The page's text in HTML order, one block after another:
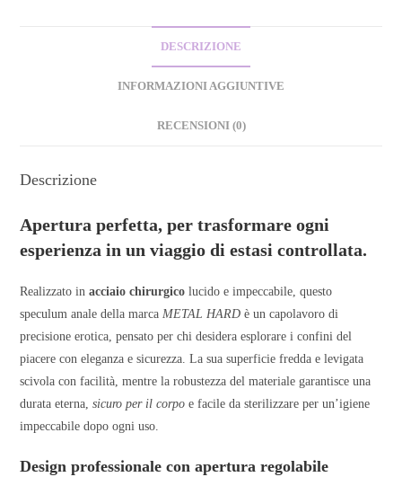
DESCRIZIONE
INFORMAZIONI AGGIUNTIVE
RECENSIONI (0)
Descrizione
Apertura perfetta, per trasformare ogni
esperienza in un viaggio di estasi controllata.
Realizzato inacciaio chirurgico lucido e impeccabile, questo
speculum anale della marcaMETAL HARD è un capolavoro di
precisione erotica, pensato per chi desidera esplorare i confini del
piacere con eleganza e sicurezza. La sua superficie fredda e levigata
scivola con facilità, mentre la robustezza del materiale garantisce una
durata eterna,sicuro per il corpo e facile da sterilizzare per un’igiene
impeccabile dopo ogni uso.
Design professionale con apertura regolabile